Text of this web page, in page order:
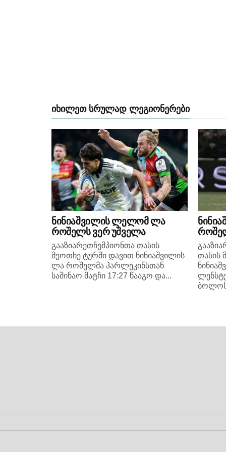
ᲘᲮᲘᲚᲔᲗ ᲡᲠᲣᲚᲐᲓ ᲚᲔᲒᲘᲝᲜᲔᲠᲔᲑᲘ
ნინიაშვილის ლელომ ლა
როშელს ვერ უშველა
გააზიარეთჩემპიონთა თასის
მეოთხე ტურში დავით ნინიაშვილის
ლა როშელმა ჰარლეკინსთან
საშინაო მატჩი 17:27 წააგო და...
თასის